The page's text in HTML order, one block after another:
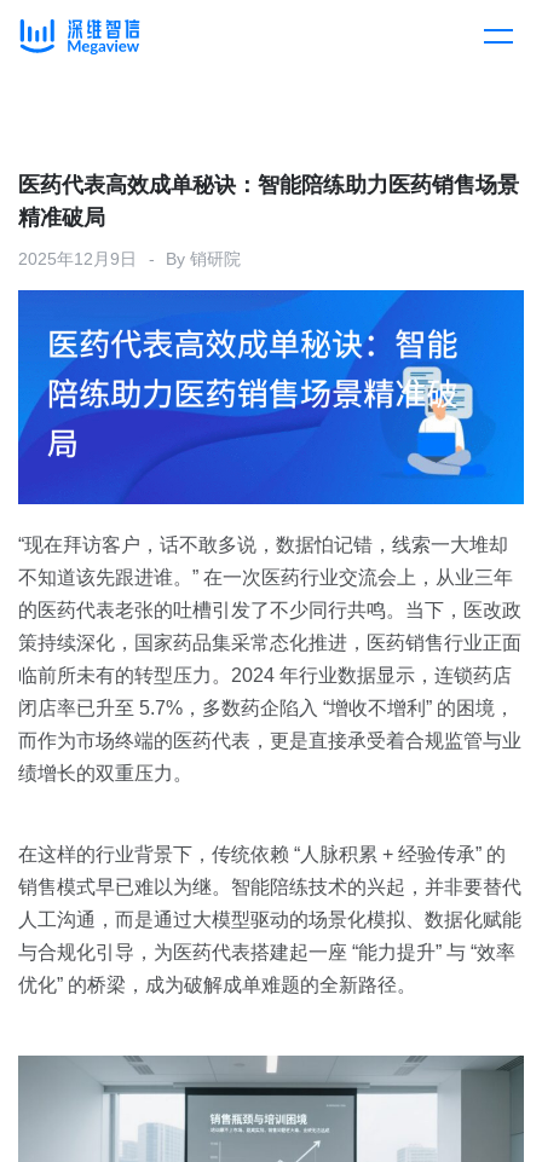
产品总览
产品集成
下载客户端
解决方案
按行业
消费医疗
汽车
房地产
金融
按角色
销售人员
按业务场景
交易跟进
客户案例
开放平台
定价
资源中心
全部
白皮书
销售会话智能
关于我们
预约演示
医药代表高效成单秘诀：智能陪练助力医药销售场景
精准破局
2025年12月9日 By 销研院
“现在拜访客户，话不敢多说，数据怕记错，线索一大堆却
不知道该先跟进谁。” 在一次医药行业交流会上，从业三年
的医药代表老张的吐槽引发了不少同行共鸣。当下，医改政
策持续深化，国家药品集采常态化推进，医药销售行业正面
临前所未有的转型压力。2024 年行业数据显示，连锁药店
闭店率已升至 5.7%，多数药企陷入 “增收不增利” 的困境，
而作为市场终端的医药代表，更是直接承受着合规监管与业
绩增长的双重压力。
在这样的行业背景下，传统依赖 “人脉积累 + 经验传承” 的
销售模式早已难以为继。智能陪练技术的兴起，并非要替代
人工沟通，而是通过大模型驱动的场景化模拟、数据化赋能
与合规化引导，为医药代表搭建起一座 “能力提升” 与 “效率
优化” 的桥梁，成为破解成单难题的全新路径。